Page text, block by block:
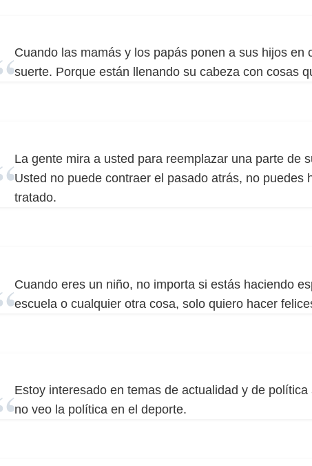
Cuando las mamás y los papás ponen a sus hijos en
suerte. Porque están llenando su cabeza con cosas
La gente mira a usted para reemplazar una parte de
Usted no puede contraer el pasado atrás, no puedes
tratado.
Cuando eres un niño, no importa si estás haciendo
escuela o cualquier otra cosa, solo quiero hacer
Estoy interesado en temas de actualidad y de
no veo la política en el deporte.